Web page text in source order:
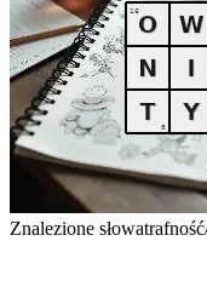
Znalezione słowa